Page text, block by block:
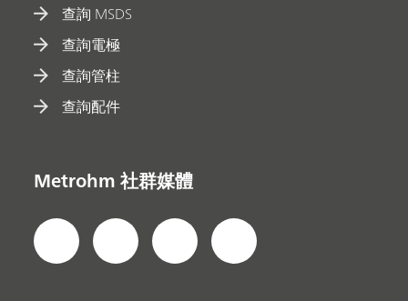
查詢 MSDS
查詢電極
查詢管柱
查詢配件
Metrohm 社群媒體